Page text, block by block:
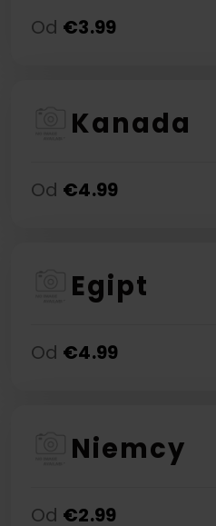
Od €3.99
Kanada
Od €4.99
Egipt
Od €4.99
Niemcy
Od €2.99